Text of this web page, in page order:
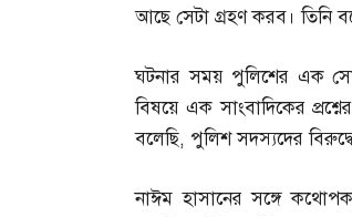
আছে সেটা গ্রহণ করব। তিনি
ঘটনার সময় পুলিশের এক
বিষয়ে এক সাংবাদিকের
বলেছি, পুলিশ সদস্যদের
নাঈম হাসানের সঙ্গে